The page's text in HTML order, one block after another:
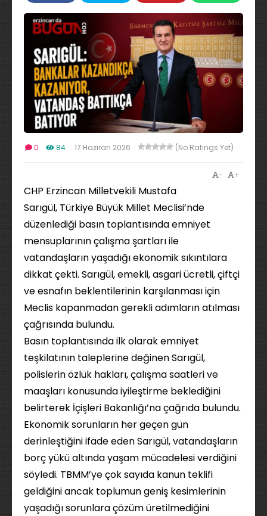
0 84 17 Haziran 2026 (No Ratings Yet)
+
-
CHP Erzincan Milletvekili Mustafa
Sarıgül, Türkiye Büyük Millet Meclisi’nde
düzenlediği basın toplantısında emniyet
mensuplarının çalışma şartları ile
vatandaşların yaşadığı ekonomik sıkıntılara
dikkat çekti. Sarıgül, emekli, asgari ücretli, çiftçi
ve esnafın beklentilerinin karşılanması için
Meclis kapanmadan gerekli adımların atılması
çağrısında bulundu.
Basın toplantısında ilk olarak emniyet
teşkilatının taleplerine değinen Sarıgül,
polislerin özlük hakları, çalışma saatleri ve
maaşları konusunda iyileştirme beklediğini
belirterek İçişleri Bakanlığı’na çağrıda bulundu.
Ekonomik sorunların her geçen gün
derinleştiğini ifade eden Sarıgül, vatandaşların
borç yükü altında yaşam mücadelesi verdiğini
söyledi. TBMM’ye çok sayıda kanun teklifi
geldiğini ancak toplumun geniş kesimlerinin
yaşadığı sorunlara çözüm üretilmediğini